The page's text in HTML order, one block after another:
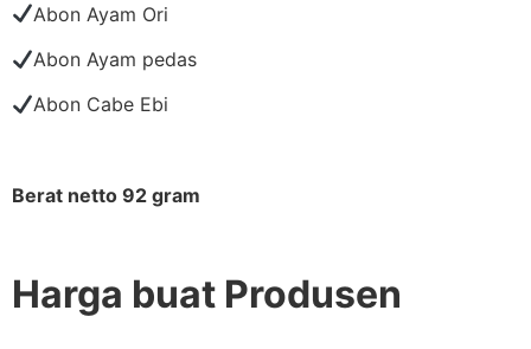
Abon Ayam Ori
Abon Ayam pedas
Abon Cabe Ebi
Berat netto 92 gram
Harga buat Produsen